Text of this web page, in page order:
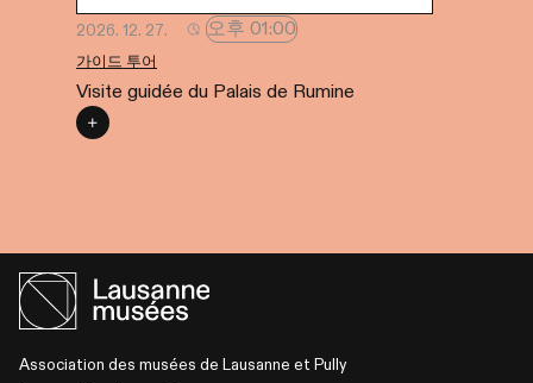
2026. 12. 27. 오후 01:00
가이드 투어
Visite guidée du Palais de Rumine
Association des musées de Lausanne et Pully